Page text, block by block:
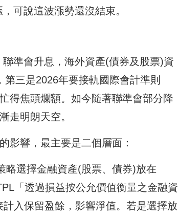
可說這波漲勢還沒結束。
準會升息，海外資產(債券及股票)資
三是2026年要接軌國際會計準則
得焦頭爛額。如今隨著聯準會部分降
走明朗天空。
影響，最主要是二個層面：
略選擇金融資產(股票、債券)放在
「透過損益按公允價值衡量之金融資
入保留盈餘，影響淨值。若是選擇放